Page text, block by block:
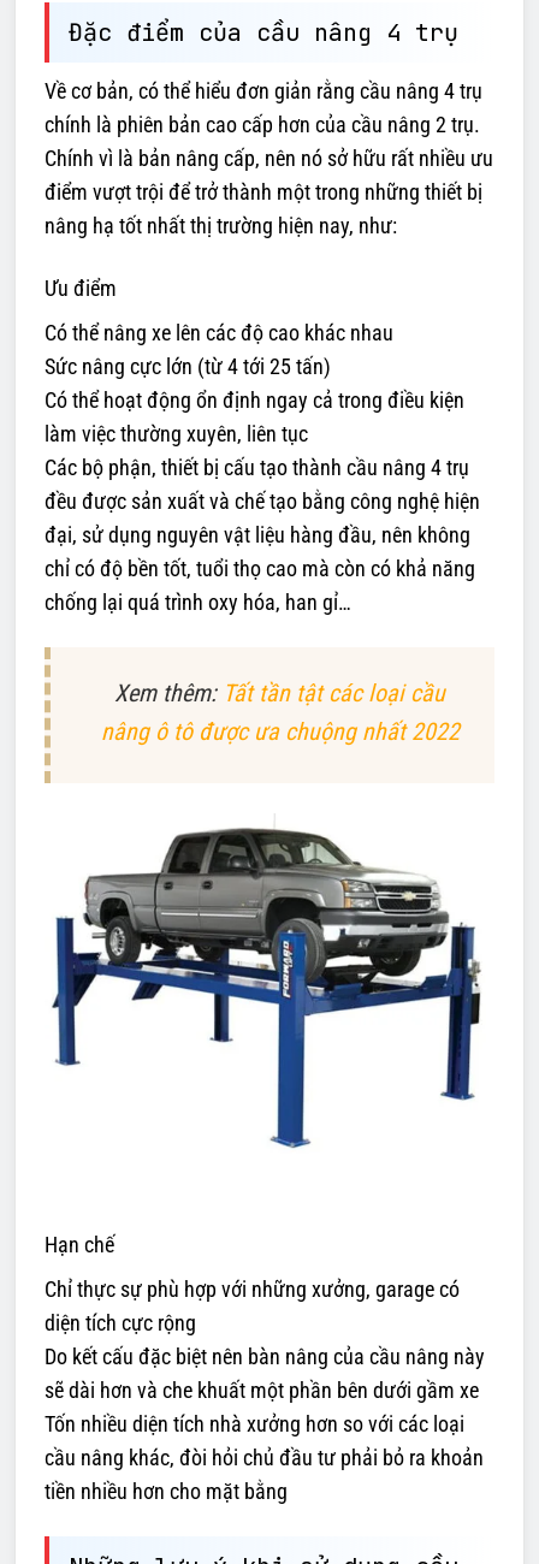
Đặc điểm của cầu nâng 4 trụ
Về cơ bản, có thể hiểu đơn giản rằng cầu nâng 4 trụ
chính là phiên bản cao cấp hơn của cầu nâng 2 trụ.
Chính vì là bản nâng cấp, nên nó sở hữu rất nhiều ưu
điểm vượt trội để trở thành một trong những thiết bị
nâng hạ tốt nhất thị trường hiện nay, như:
Ưu điểm
Có thể nâng xe lên các độ cao khác nhau
Sức nâng cực lớn (từ 4 tới 25 tấn)
Có thể hoạt động ổn định ngay cả trong điều kiện
làm việc thường xuyên, liên tục
Các bộ phận, thiết bị cấu tạo thành cầu nâng 4 trụ
đều được sản xuất và chế tạo bằng công nghệ hiện
đại, sử dụng nguyên vật liệu hàng đầu, nên không
chỉ có độ bền tốt, tuổi thọ cao mà còn có khả năng
chống lại quá trình oxy hóa, han gỉ…
Xem thêm: Tất tần tật các loại cầu
nâng ô tô được ưa chuộng nhất 2022
Hạn chế
Chỉ thực sự phù hợp với những xưởng, garage có
diện tích cực rộng
Do kết cấu đặc biệt nên bàn nâng của cầu nâng này
sẽ dài hơn và che khuất một phần bên dưới gầm xe
Tốn nhiều diện tích nhà xưởng hơn so với các loại
cầu nâng khác, đòi hỏi chủ đầu tư phải bỏ ra khoản
tiền nhiều hơn cho mặt bằng